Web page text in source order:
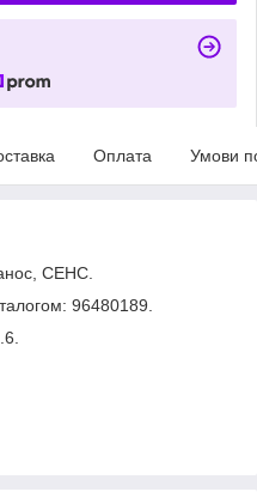
Оплата Умови
СЕНС.
96480189.